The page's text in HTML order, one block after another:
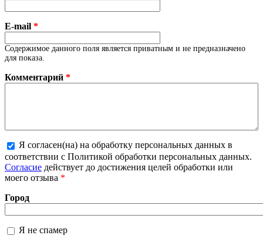
E-mail *
Содержимое данного поля является приватным и не предназначено
для показа.
Комментарий *
Более подробная информация о текстовых форматах
Я согласен(на) на обработку персональных данных в
соответствии с Политикой обработки персональных данных.
Согласие действует до достижения целей обработки или
моего отзыва *
Город
Я не спамер